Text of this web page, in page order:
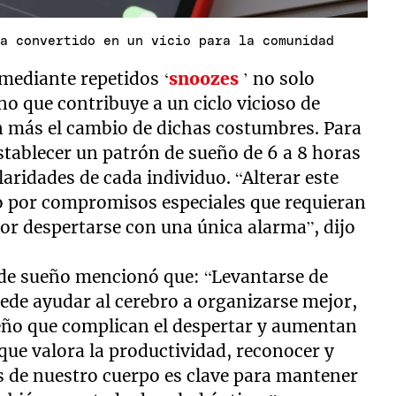
convertido en un vício para la comunidad
repetidos ‘snoozes ’ no solo
que contribuye a un ciclo vicioso de
el cambio de dichas costumbres. Para
un patrón de sueño de 6 a 8 horas
de cada individuo. “Alterar este
compromisos especiales que requieran
despertarse con una única alarma”, dijo
sueño mencionó que: “Levantarse de
ayudar al cerebro a organizarse mejor,
que complican el despertar y aumentan
valora la productividad, reconocer y
nuestro cuerpo es clave para mantener